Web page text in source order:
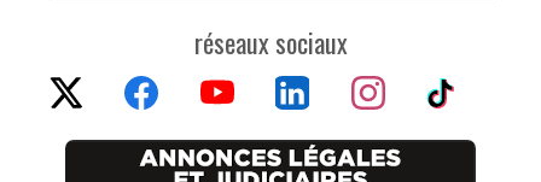
réseaux sociaux